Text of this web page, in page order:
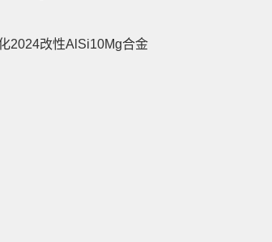
2024改性AlSi10Mg合金